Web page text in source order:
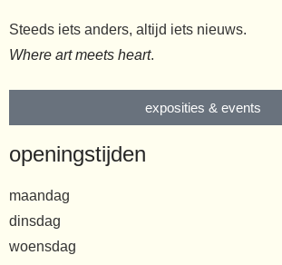
Steeds iets anders, altijd iets nieuws.
Where art meets heart.
exposities & events
openingstijden
maandag
dinsdag
woensdag